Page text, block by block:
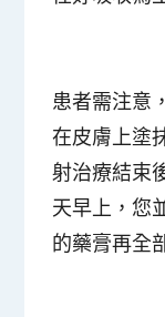
患者需注意
在皮膚上塗
射治療結束
天早上，您
的藥膏再全